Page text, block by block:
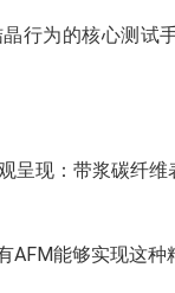
行为的核心测试
现：带浆碳纤维
能够实现这种